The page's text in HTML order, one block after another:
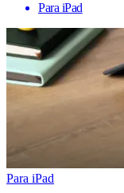
Para iPad
Para iPad